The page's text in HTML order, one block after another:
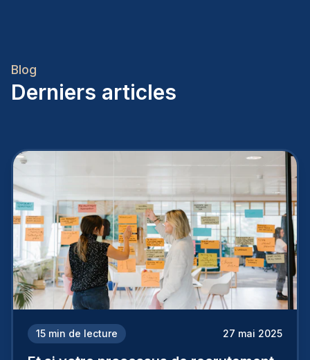
Blog
Derniers articles
15 min de lecture 27 mai 2025